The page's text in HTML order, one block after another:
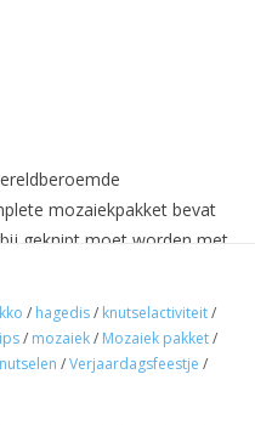
mozaiekpakket bevat
geknipt moet worden met
eenwieltjestangnodig.
of zomaar met
/ hagedis/ knutselactiviteit/
/ mozaiek/ Mozaiek pakket/
/Verjaardagsfeestje /